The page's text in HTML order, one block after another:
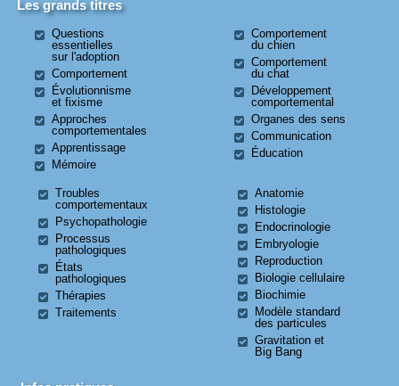
Les grands titres
Questions
essentielles
sur l'adoption
Comportement
Évolutionnisme
et fixisme
Approches
comportementales
Apprentissage
Mémoire
Comportement
du chien
Comportement
du chat
Développement
comportemental
Organes des sens
Communication
Éducation
Troubles
comportementaux
Psychopathologie
Processus
pathologiques
États
pathologiques
Thérapies
Traitements
Anatomie
Histologie
Endocrinologie
Embryologie
Reproduction
Biologie cellulaire
Biochimie
Modèle standard
des particules
Gravitation et
Big Bang